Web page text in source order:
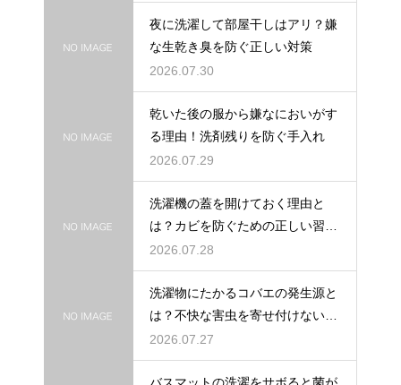
夜に洗濯して部屋干しはアリ？嫌
な生乾き臭を防ぐ正しい対策
2026.07.30
乾いた後の服から嫌なにおいがす
る理由！洗剤残りを防ぐ手入れ
2026.07.29
洗濯機の蓋を開けておく理由と
は？カビを防ぐための正しい習慣
とコツ
2026.07.28
洗濯物にたかるコバエの発生源と
は？不快な害虫を寄せ付けないた
めの対策
2026.07.27
バスマットの洗濯をサボると菌が